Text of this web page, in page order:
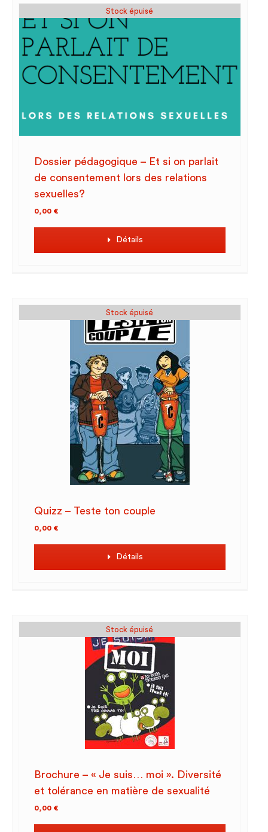
Stock épuisé
Dossier pédagogique – Et si on parlait
de consentement lors des relations
sexuelles?
0,00 €
Détails
Stock épuisé
Quizz – Teste ton couple
0,00 €
Détails
Stock épuisé
Brochure – « Je suis… moi ». Diversité
et tolérance en matière de sexualité
0,00 €